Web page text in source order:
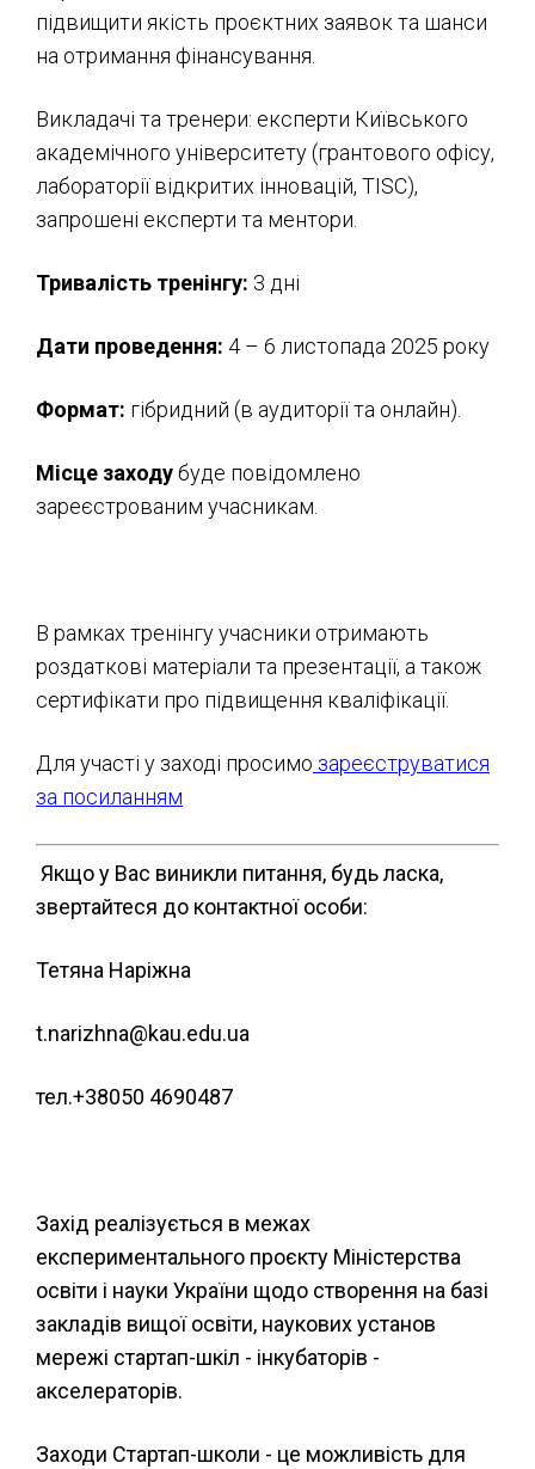
підвищити якість проєктних заявок та шанси
на отримання фінансування.
Викладачі та тренери: експерти Київського
академічного університету (грантового офісу,
лабораторії відкритих інновацій, TISC),
запрошені експерти та ментори.
Тривалість тренінгу: 3 дні
Дати проведення: 4 – 6 листопада 2025 року
Формат: гібридний (в аудиторії та онлайн).
Місце заходубуде повідомлено
зареєстрованим учасникам.
В рамках тренінгу учасники отримають
роздаткові матеріали та презентації, а також
сертифікати про підвищення кваліфікації.
Для участі у заході просимо зареєструватися
за посиланням
Якщо у Вас виникли питання, будь ласка,
звертайтеся до контактної особи:
Тетяна Наріжна
t.narizhna@kau.edu.ua
тел.+38050 4690487
Захід реалізується в межах
експериментального проєкту Міністерства
освіти і науки України щодо створення на базі
закладів вищої освіти, наукових установ
мережі стартап-шкіл - інкубаторів -
акселераторів.
Заходи Стартап-школи - це можливість для